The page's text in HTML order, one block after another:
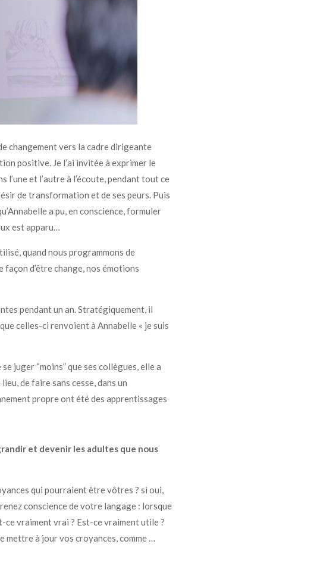
changement vers la cadre dirigeante
positive. Je l’ai invitée à exprimer le
et l’autre à l’écoute, pendant tout ce
de transformation et de ses peurs. Puis
a pu, en conscience, formuler
est apparu…
quand nous programmons de
d’être change, nos émotions
pendant un an. Stratégiquement, il
celles-ci renvoient à Annabelle « je suis
juger “moins” que ses collègues, elle a
de faire sans cesse, dans un
propre ont été des apprentissages
et devenir les adultes que nous
qui pourraient être vôtres ? si oui,
conscience de votre langage : lorsque
ce vraiment vrai ? Est-ce vraiment utile ?
mettre à jour vos croyances, comme …